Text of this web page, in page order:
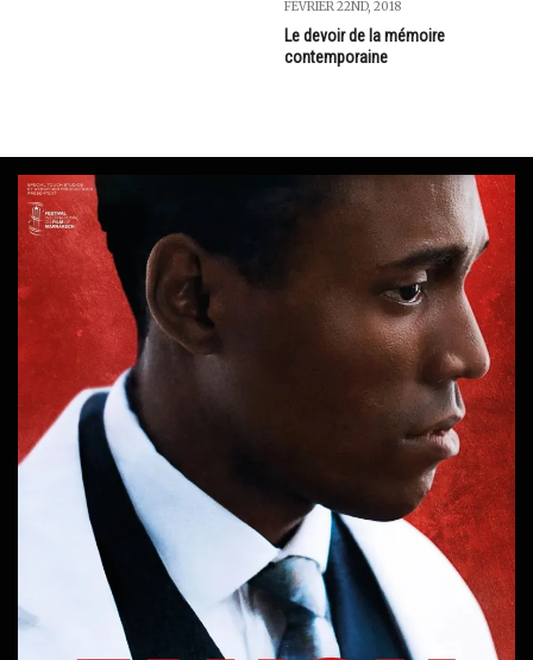
FÉVRIER 22ND, 2018
Le devoir de la mémoire
contemporaine